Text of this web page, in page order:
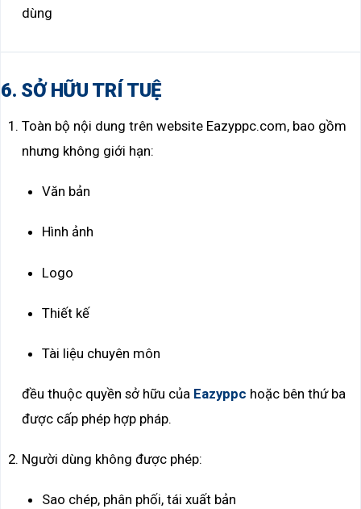
dùng
6. SỞ HỮU TRÍ TUỆ
Toàn bộ nội dung trên website Eazyppc.com, bao gồm
nhưng không giới hạn:
Văn bản
Hình ảnh
Logo
Thiết kế
Tài liệu chuyên môn
đều thuộc quyền sở hữu của Eazyppc hoặc bên thứ ba
được cấp phép hợp pháp.
Người dùng không được phép:
Sao chép, phân phối, tái xuất bản